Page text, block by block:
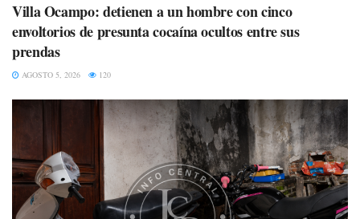
Villa Ocampo: detienen a un hombre con cinco
envoltorios de presunta cocaína ocultos entre sus
prendas
AGOSTO 5, 2026 120